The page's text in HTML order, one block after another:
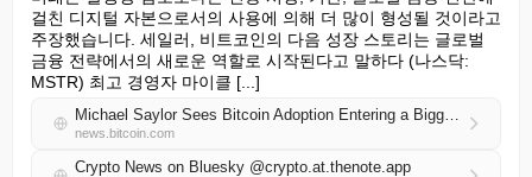
걸친 디지털 자본으로서의 사용에 의해 더 많이 형성될 것이라고
주장했습니다. 세일러, 비트코인의 다음 성장 스토리는 글로벌
금융 전략에서의 새로운 역할로 시작된다고 말하다 (나스닥:
MSTR) 최고 경영자 마이클 [...]
Michael Saylor Sees Bitcoin Adoption Entering a Bigger Game: Here’s What He Says
news.bitcoin.com
Crypto News on Bluesky @crypto.at.thenote.app